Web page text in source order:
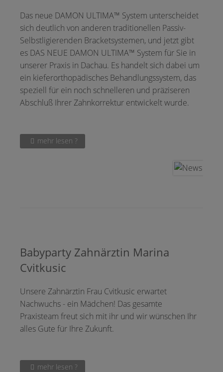
Das neue DAMON ULTIMA™ System unterscheidet
sich deutlich von anderen traditionellen Passiv-
Selbstligierenden Bracketsystemen, und jetzt gibt
es DAS NEUE DAMON ULTIMA™ System für Sie in
unserer Praxis in Dachau. Es handelt sich dabei um
ein kieferorthopädisches Behandlungssystem, das
speziell für ein noch schnelleren und präziseren
Abschluß Ihrer Zahnkorrektur entwickelt wurde.
mehr lesen ?
Babyparty Zahnärztin Marina
Cvitkusic
Unsere Zahnärztin Frau Cvitkusic erwartet
Nachwuchs - ein Mädchen! Das gesamte
Praxisteam freut sich mit ihr und wir wünschen Ihr
alles Gute für Ihre Zukunft.
mehr lesen ?